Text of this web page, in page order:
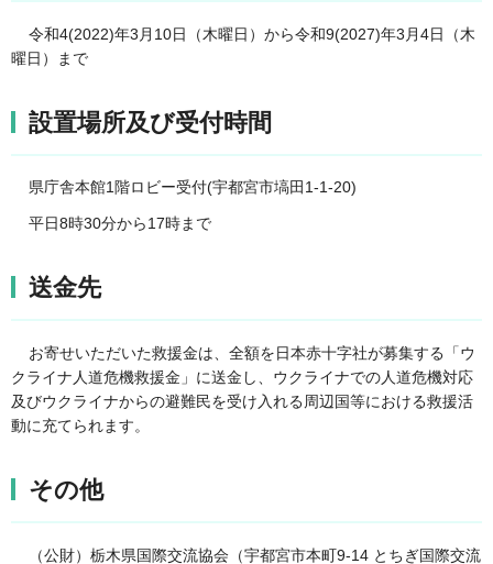
令和4(2022)年3月10日（木曜日）から令和9(2027)年3月4日（木
曜日）まで
設置場所及び受付時間
県庁舎本館1階ロビー受付(宇都宮市塙田1-1-20)
平日8時30分から17時まで
送金先
お寄せいただいた救援金は、全額を日本赤十字社が募集する「ウ
クライナ人道危機救援金」に送金し、ウクライナでの人道危機対応
及びウクライナからの避難民を受け入れる周辺国等における救援活
動に充てられます。
その他
（公財）栃木県国際交流協会（宇都宮市本町9-14 とちぎ国際交流